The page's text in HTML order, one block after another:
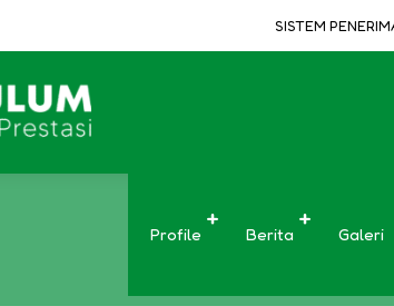
SISTEM
Profile Berita Galeri
Video